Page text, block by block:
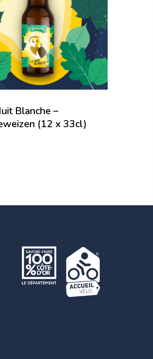
Blanche –
(12 x 33cl)